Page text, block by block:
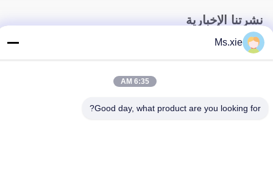
نشرتنا الإخبارية
اشترك في نشرتنا الإخبارية للحصول على خصومات وأكثر.
Ms.xie
6:35 AM
Good day, what product are you looking for?